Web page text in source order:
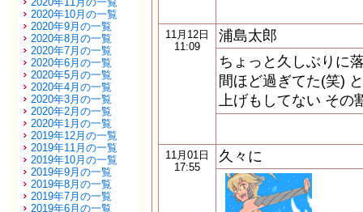
2020年10月の一覧
2020年9月の一覧
2020年8月の一覧
2020年7月の一覧
2020年6月の一覧
2020年5月の一覧
2020年4月の一覧
2020年3月の一覧
2020年2月の一覧
2020年1月の一覧
2019年12月の一覧
2019年11月の一覧
2019年10月の一覧
2019年9月の一覧
2019年8月の一覧
2019年7月の一覧
2019年6月の一覧
11月12日
11:09
浦島太郎
ちょっと久しぶりに
間ほど過ぎてた(笑)
上げもしてない その
11月01日
17:55
久々に